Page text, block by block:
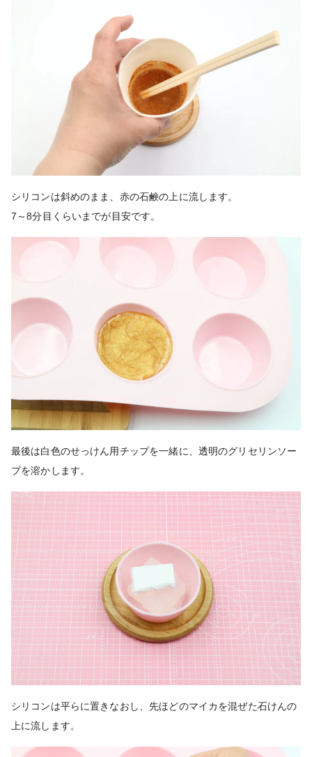
シリコンは斜めのまま、赤の石鹸の上に流します。
7～8分目くらいまでが目安です。
最後は白色のせっけん用チップを一緒に、透明のグリセリンソー
プを溶かします。
シリコンは平らに置きなおし、先ほどのマイカを混ぜた石けんの
上に流します。